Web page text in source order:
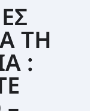
ΤΗ
: